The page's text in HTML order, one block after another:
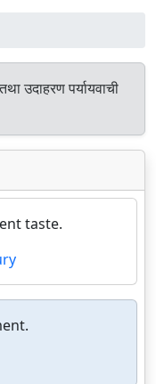
उदाहरण पर्यायवाची
taste.